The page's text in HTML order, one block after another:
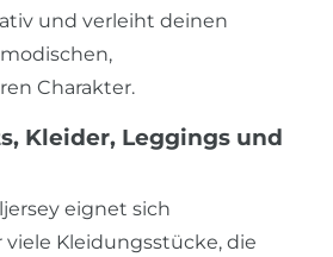
und verleiht deinen
Charakter.
Kleider, Leggings und
eignet sich
viele Kleidungsstücke, die